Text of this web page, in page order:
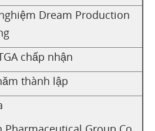
Dream Production
chấp nhận
thành lập